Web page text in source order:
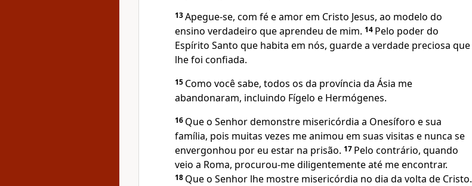
13Apegue-se, com fé e amor em Cristo Jesus, ao modelo do
ensino verdadeiro que aprendeu de mim. 14 Pelo poder do
Espírito Santo que habita em nós, guarde a verdade preciosa que
lhe foi confiada.
15 Como você sabe, todos os da província da Ásia me
abandonaram, incluindo Fígelo e Hermógenes.
16 Que o Senhor demonstre misericórdia a Onesíforo e sua
família, pois muitas vezes me animou em suas visitas e nunca se
envergonhou por eu estar na prisão. 17 Pelo contrário, quando
veio a Roma, procurou-me diligentemente até me encontrar.
18 Que o Senhor lhe mostre misericórdia no dia da volta de Cristo.